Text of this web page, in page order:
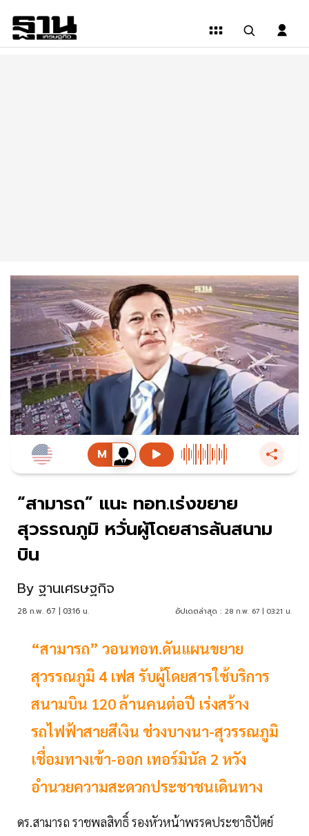
“สามารถ” แนะ ทอท.เร่งขยาย
สุวรรณภูมิ หวั่นผู้โดยสารล้นสนาม
บิน
By ฐานเศรษฐกิจ
28 ก.พ. 67 | 03:16 น. อัปเดตล่าสุด : 28 ก.พ. 67 | 03:21 น.
“สามารถ” วอนทอท.ดันแผนขยาย
สุวรรณภูมิ 4 เฟส รับผู้โดยสารใช้บริการ
สนามบิน 120 ล้านคนต่อปี เร่งสร้าง
รถไฟฟ้าสายสีเงิน ช่วงบางนา-สุวรรณภูมิ
เชื่อมทางเข้า-ออก เทอร์มินัล 2 หวัง
อำนวยความสะดวกประชาชนเดินทาง
ดร.สามารถ ราชพลสิทธิ์ รองหัวหน้าพรรคประชาธิปัตย์